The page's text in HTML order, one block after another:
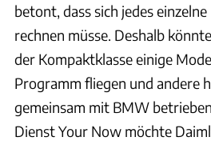
betont, dass sich jedes
rechnen müsse. Deshalb
der Kompaktklasse einige
Programm fliegen und andere
gemeinsam mit BMW
Dienst Your Now möchte